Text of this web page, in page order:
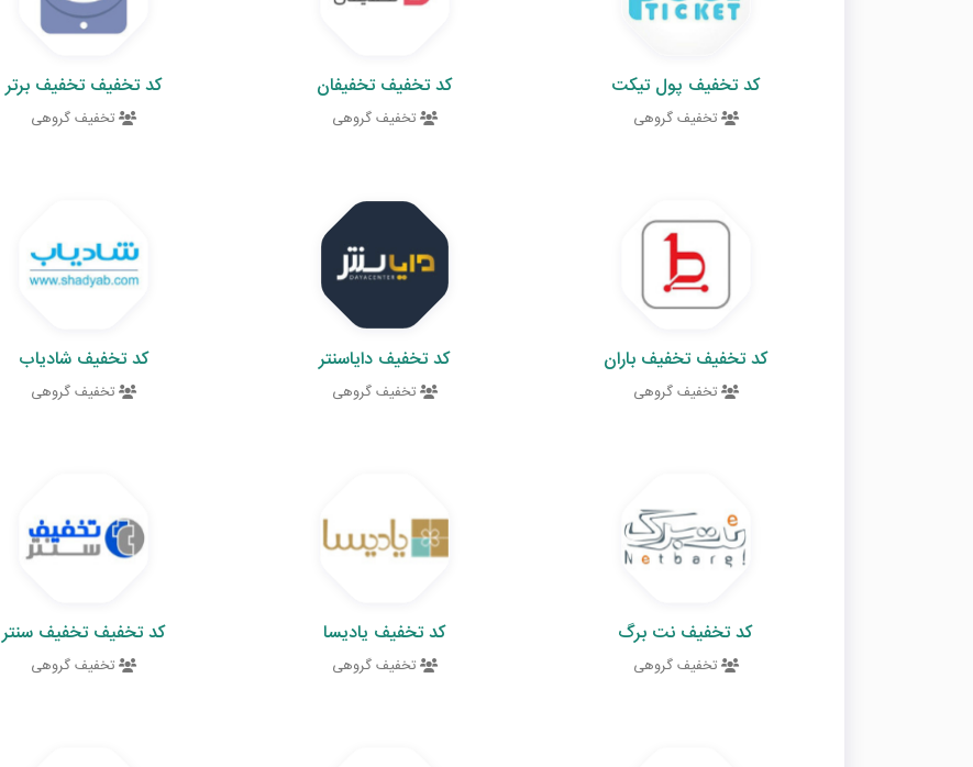
کد تخفیف پول تیکت
تخفیف گروهی
کد تخفیف تخفیفان
تخفیف گروهی
کد تخفیف تخفیف برتر
تخفیف گروهی
کد تخفیف تخفیف باران
تخفیف گروهی
کد تخفیف دایاسنتر
تخفیف گروهی
کد تخفیف شادیاب
تخفیف گروهی
کد تخفیف نت برگ
تخفیف گروهی
کد تخفیف یادیسا
تخفیف گروهی
کد تخفیف تخفیف سنتر
تخفیف گروهی